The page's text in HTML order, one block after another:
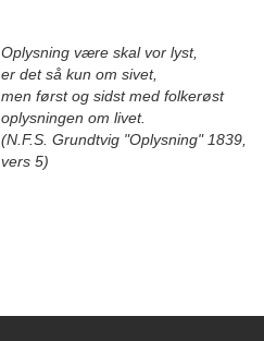
Oplysning være skal vor lyst,
er det så kun om sivet,
men først og sidst med folkerøst
oplysningen om livet.
(N.F.S. Grundtvig "Oplysning" 1839,
vers 5)